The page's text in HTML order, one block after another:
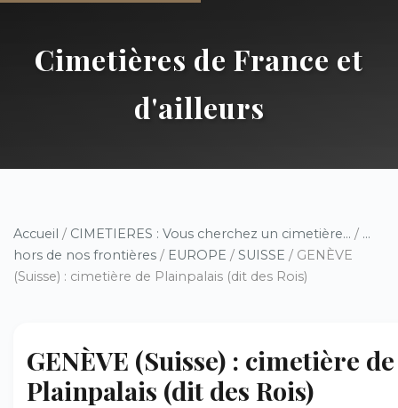
Cimetières de France et
d'ailleurs
Accueil / CIMETIERES : Vous cherchez un cimetière... / ...
hors de nos frontières / EUROPE / SUISSE / GENÈVE
(Suisse) : cimetière de Plainpalais (dit des Rois)
GENÈVE (Suisse) : cimetière de
Plainpalais (dit des Rois)